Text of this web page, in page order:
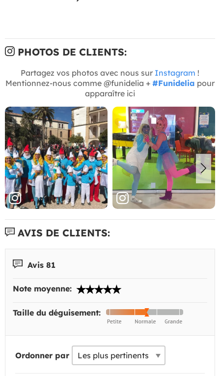
PHOTOS DE CLIENTS:
Partagez vos photos avec nous sur Instagram !
Mentionnez-nous comme @funidelia + #Funidelia pour
apparaître ici
AVIS DE CLIENTS:
Avis 81
Note moyenne:
Taille du déguisement:
Ordonner par